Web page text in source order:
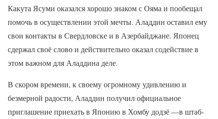
Какута Ясуми оказался хорошо знаком с Ояма и пообещал
помочь в осуществлении этой мечты. Аладдин оставил ему
свои контакты в Свердловске и в Азербайджане. Японец
сдержал своё слово и действительно оказал содействие в
этом важном для Аладдина деле.
В скором времени, к своему огромному удивлению и
безмерной радости, Аладдин получил официальное
приглашение приехать в Японию в Хомбу додзё —в штаб-